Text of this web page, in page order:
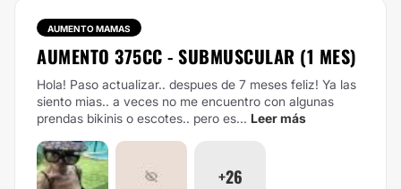
AUMENTO MAMAS
AUMENTO 375CC - SUBMUSCULAR (1 MES)
Hola! Paso actualizar.. despues de 7 meses feliz! Ya las
siento mias.. a veces no me encuentro con algunas
prendas bikinis o escotes.. pero es... Leer más
+26